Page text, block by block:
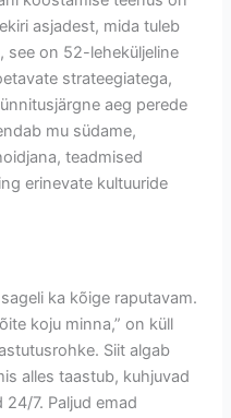
asjadest, mida tuleb
see on 52-leheküljeline
strateegiatega,
aeg perede
mu südame,
teadmised
erinevate kultuuride
ka kõige raputavam.
koju minna,” on küll
Siit algab
alles taastub, kuhjuvad
7. Paljud emad